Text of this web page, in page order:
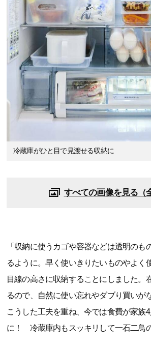
冷蔵庫がひと目で見渡せる収納に
すべての画像を見る（
「収納に使うカゴや容器などは透明のも
るように。早く使いきりたいものやよく
目線の高さに収納することにしました。
るので、自然に使い忘れやダブり買いが
こうした工夫を重ね、今では食費が家族
に！ 冷蔵庫内もスッキリして一石二鳥